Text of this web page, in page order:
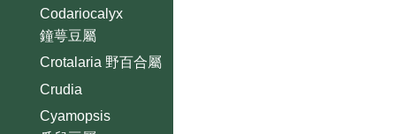
Codariocalyx
鐘萼豆屬
Crotalaria 野百合屬
Crudia
Cyamopsis